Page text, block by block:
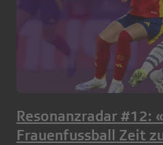
Resonanzradar #12:
Frauenfussball Zeit